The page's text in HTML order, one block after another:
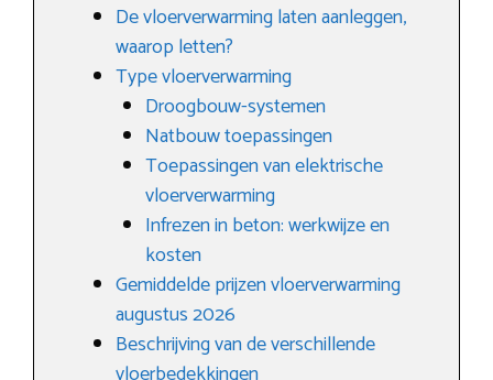
De vloerverwarming laten aanleggen,
waarop letten?
Type vloerverwarming
Droogbouw-systemen
Natbouw toepassingen
Toepassingen van elektrische
vloerverwarming
Infrezen in beton: werkwijze en
kosten
Gemiddelde prijzen vloerverwarming
augustus 2026
Beschrijving van de verschillende